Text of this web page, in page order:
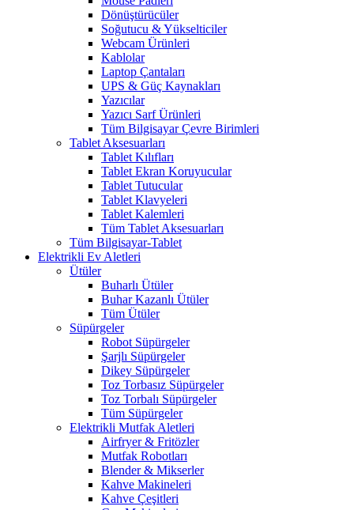
Dönüştürücüler
Soğutucu & Yükselticiler
Webcam Ürünleri
Kablolar
Laptop Çantaları
UPS & Güç Kaynakları
Yazıcılar
Yazıcı Sarf Ürünleri
Tüm Bilgisayar Çevre Birimleri
Tablet Aksesuarları
Tablet Kılıfları
Tablet Ekran Koruyucular
Tablet Tutucular
Tablet Klavyeleri
Tablet Kalemleri
Tüm Tablet Aksesuarları
Tüm Bilgisayar-Tablet
Elektrikli Ev Aletleri
Ütüler
Buharlı Ütüler
Buhar Kazanlı Ütüler
Tüm Ütüler
Süpürgeler
Robot Süpürgeler
Şarjlı Süpürgeler
Dikey Süpürgeler
Toz Torbasız Süpürgeler
Toz Torbalı Süpürgeler
Tüm Süpürgeler
Elektrikli Mutfak Aletleri
Airfryer & Fritözler
Mutfak Robotları
Blender & Mikserler
Kahve Makineleri
Kahve Çeşitleri